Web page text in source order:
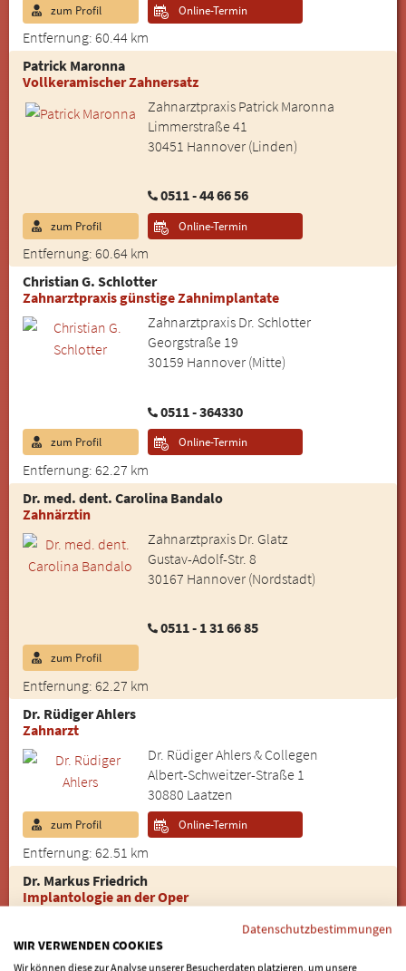
Entfernung: 60.44 km
zum Profil Online-Termin
Patrick Maronna
Vollkeramischer Zahnersatz
Zahnarztpraxis Patrick Maronna
Limmerstraße 41
30451 Hannover (Linden)
0511 - 44 66 56
Entfernung: 60.64 km
zum Profil Online-Termin
Christian G. Schlotter
Zahnarztpraxis günstige Zahnimplantate
Zahnarztpraxis Dr. Schlotter
Georgstraße 19
30159 Hannover (Mitte)
0511 - 364330
Entfernung: 62.27 km
zum Profil Online-Termin
Dr. med. dent. Carolina Bandalo
Zahnärztin
Zahnarztpraxis Dr. Glatz
Gustav-Adolf-Str. 8
30167 Hannover (Nordstadt)
0511 - 1 31 66 85
Entfernung: 62.27 km
zum Profil
Dr. Rüdiger Ahlers
Zahnarzt
Dr. Rüdiger Ahlers & Collegen
Albert-Schweitzer-Straße 1
30880 Laatzen
Entfernung: 62.51 km
zum Profil Online-Termin
Dr. Markus Friedrich
Implantologie an der Oper
City Zahnarzt Hannover
Rathenaustr. 12
30159 Hannover (Mitte)
Datenschutzbestimmungen
WIR VERWENDEN COOKIES
Wir können diese zur Analyse unserer Besucherdaten platzieren, um unsere